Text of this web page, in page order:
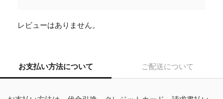
レビューはありません。
お支払い方法について ご配送について